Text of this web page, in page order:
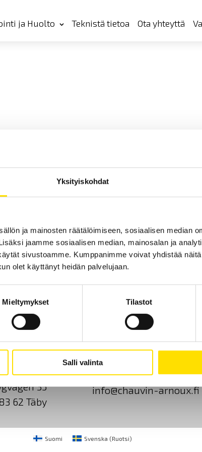
Yksityiskohdat
ja mainosten räätälöimiseen, sosiaalisen median
jaamme sosiaalisen median, mainosalan ja
sivustoamme. Kumppanimme voivat yhdistää
olet käyttänyt heidän palvelujaan.
Mieltymykset Tilastot
Salli valinta
ja Huolto Teknistä tietoa Ota yhteyttä
yhteyttä Tietoa meistä GDPR
AB
35
62 Täby
+46 8 50 52 68 00
info@chauvin-arnoux.fi
Suomi Svenska (Ruotsi)